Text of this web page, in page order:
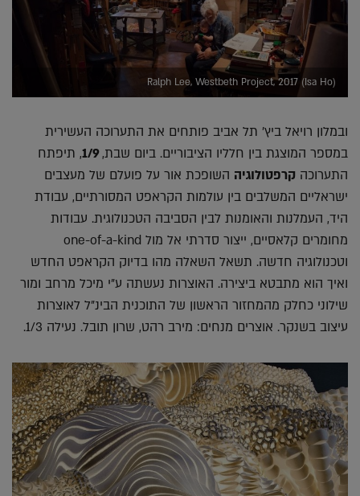
Ralph Lee, Westbeth Project, 2017 (Isa Ho)
ובמלון רויאל ביץ' תל אביב פותחים את התערוכה העשירית
במספר המוצגת בין חלליו הציבוריים. ביום שבת,1/9
, תיפתח
התערוכה קרפטולוגיה השופכת אור על פועלם של מעצבים
ישראליים המשלבים בין עולמות הקראפט המסורתיים, עבודת
היד, העמלנות והאומנות לבין הסביבה הטכנולוגית. עבודות
מחומרים קלאסיים, ייצור סדרתי אל מול one-of-a-kind
וטכנולוגיה חדשה. תשאל השאלה מהו בדיוק הקראפט החדש
ואיך הוא מתבטא ביצירה. האוצרות נעשתה ע"י מיכל מרחב ומור
שילוני כחלק מהמחזור הראשון של התוכנית הבינ"ל לאוצרות
עיצוב בשנקר. אוצרים מנחים: מירב רהט, שרון תובל. נעילה 1/3.